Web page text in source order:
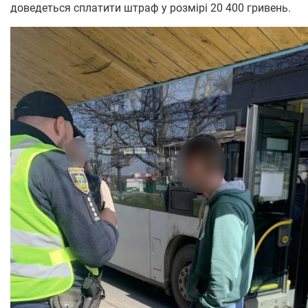
доведеться сплатити штраф у розмірі 20 400 гривень.